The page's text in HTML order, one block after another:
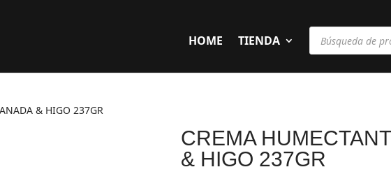
HOME TIENDA
Búsqueda
productos
& HIGO 237GR
CREMA
& HIGO 237GR